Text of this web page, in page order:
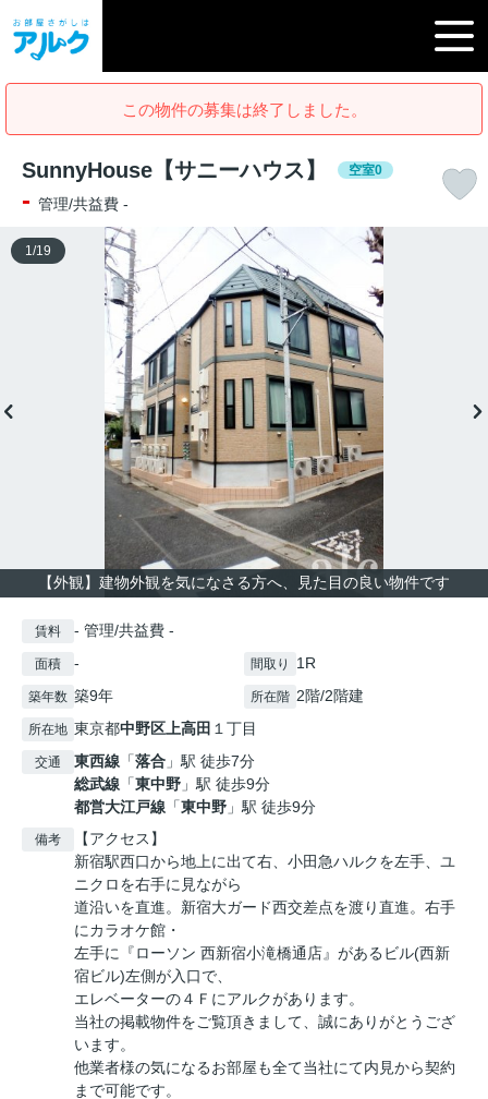
この物件の募集は終了しました。
SunnyHouse【サニーハウス】 空室0
- 管理/共益費 -
【外観】建物外観を気になさる方へ、見た目の良い物件です
1 /19
賃料 - 管理/共益費 -
面積 - 間取り 1R
築年数 築9年 所在階 2階/2階建
所在地 東京都中野区 上高田 １丁目
交通 東西線 「落合 」駅 徒歩7分
総武線 「東中野 」駅 徒歩9分
都営大江戸線 「東中野 」駅 徒歩9分
備考
【アクセス】
新宿駅西口から地上に出て右、小田急ハルクを左手、ユ
ニクロを右手に見ながら
道沿いを直進。新宿大ガード西交差点を渡り直進。右手
にカラオケ館・
左手に『ローソン 西新宿小滝橋通店』があるビル(西新
宿ビル)左側が入口で、
エレベーターの４Ｆにアルクがあります。
当社の掲載物件をご覧頂きまして、誠にありがとうござ
います。
他業者様の気になるお部屋も全て当社にて内見から契約
まで可能です。